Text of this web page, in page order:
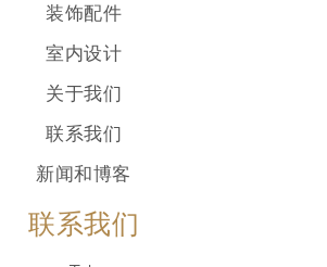
装饰配件
室内设计
关于我们
联系我们
新闻和博客
联系我们